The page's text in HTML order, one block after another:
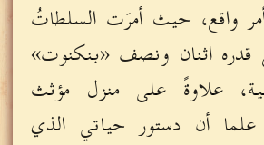
أمر واقع، حيث أمرَت السلطاتُ
اثنان ونصف «بنكنوت»
علاوةً على منزل مؤثث
علما أن دستور حياتي الذي